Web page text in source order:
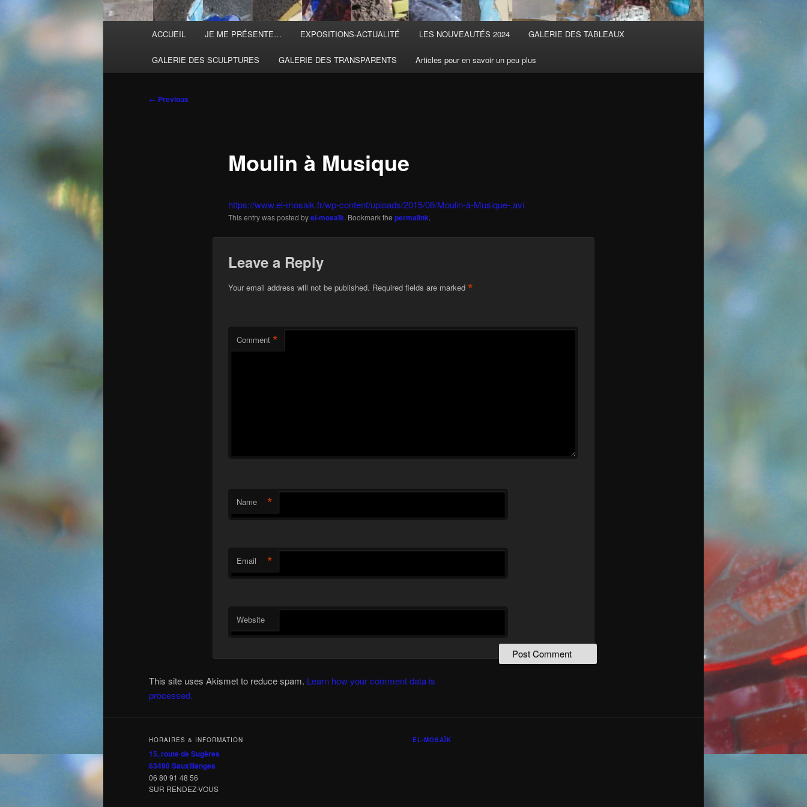
ACCUEIL JE ME PRÉSENTE… EXPOSITIONS-ACTUALITÉ LES NOUVEAUTÉS 2024 GALERIE DES TABLEAUX
GALERIE DES SCULPTURES GALERIE DES TRANSPARENTS Articles pour en savoir un peu plus
Post
← Previous
Moulin à Musique
https://www.el-mosaik.fr/wp-content/uploads/2015/06/Moulin-à-Musique-.avi
This entry was posted byel-mosaïk. Bookmark the permalink.
Leave a Reply
Your email address will not be published. Required fields are marked *
Comment *
Name *
Email *
Website
This site uses Akismet to reduce spam. Learn how your comment data is
processed.
HORAIRES & INFORMATION
15, route de Sugères
63490 Sauxillanges
06 80 91 48 56
SUR RENDEZ-VOUS
EL-MOSAÏK